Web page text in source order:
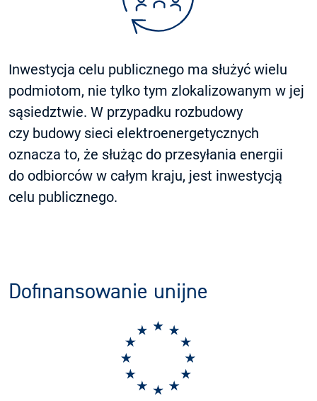
Inwestycja celu publicznego ma służyć wielu
podmiotom, nie tylko tym zlokalizowanym w jej
sąsiedztwie. W przypadku rozbudowy
czy budowy sieci elektroenergetycznych
oznacza to, że służąc do przesyłania energii
do odbiorców w całym kraju, jest inwestycją
celu publicznego.
Dofinansowanie unijne